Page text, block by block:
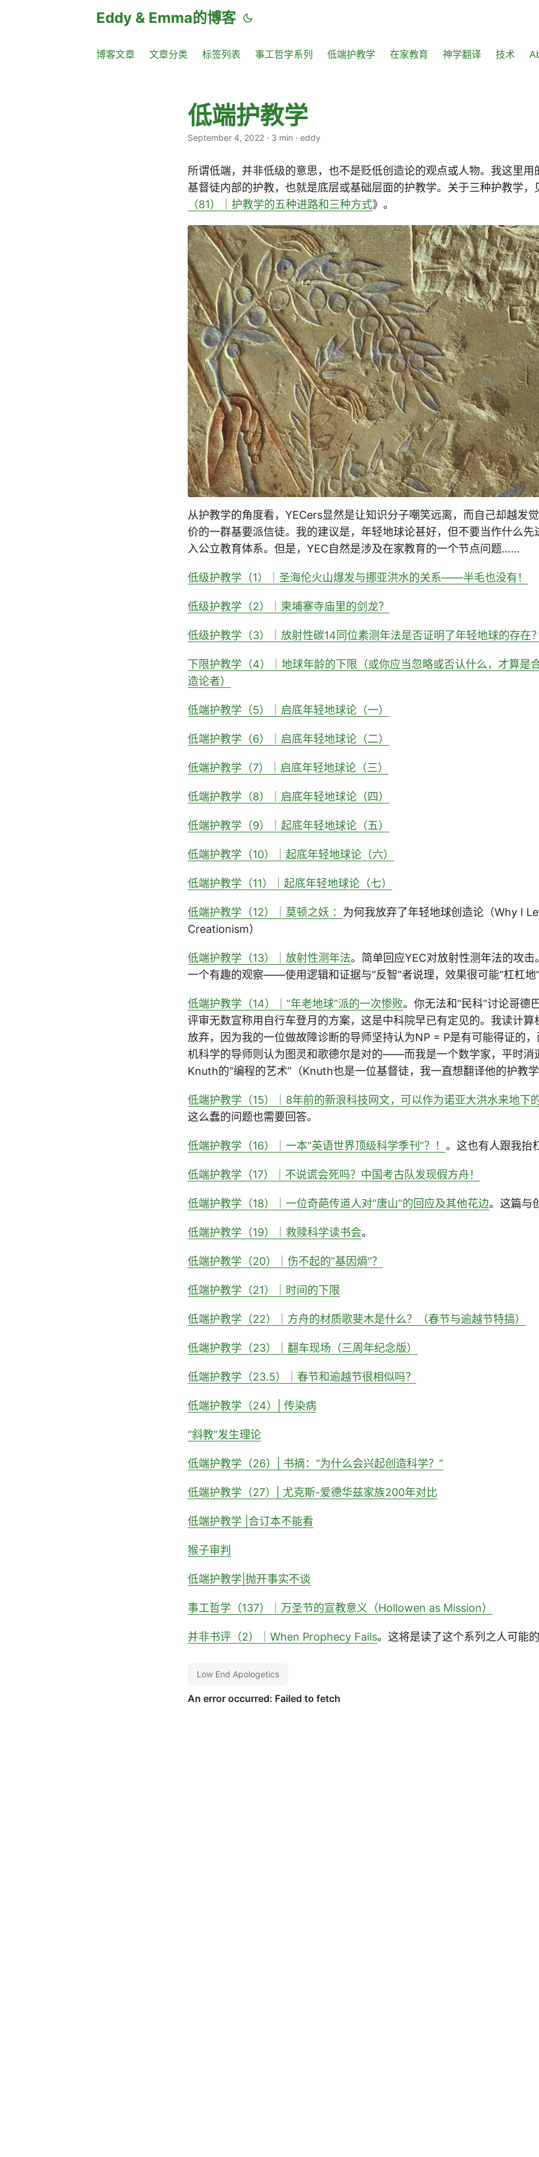
Eddy & Emma的博客
博客文章 文章分类 标签列表 事工哲学系列 低端护教学 在家教育 神学翻译 技术
低端护教学
September 4, 2022 · 3 min · eddy
所谓低端，并非低级的意思，也不是贬低创造论的观点或人物。我这里用
基督徒内部的护教，也就是底层或基础层面的护教学。关于三种护教学，
（81）｜护教学的五种进路和三种方式》。
从护教学的角度看，YECers显然是让知识分子嘲笑远离，而自己却越发
价的一群基要派信徒。我的建议是，年轻地球论甚好，但不要当作什么先
入公立教育体系。但是，YEC自然是涉及在家教育的一个节点问题……
低级护教学（1）｜圣海伦火山爆发与挪亚洪水的关系——半毛也没有！
低级护教学（2）｜柬埔寨寺庙里的剑龙？
低级护教学（3）｜放射性碳14同位素测年法是否证明了年轻地球的存在？
下限护教学（4）｜地球年龄的下限（或你应当忽略或否认什么，才算是
造论者）
低端护教学（5）｜启底年轻地球论（一）
低端护教学（6）｜启底年轻地球论（二）
低端护教学（7）｜启底年轻地球论（三）
低端护教学（8）｜启底年轻地球论（四）
低端护教学（9）｜起底年轻地球论（五）
低端护教学（10）｜起底年轻地球论（六）
低端护教学（11）｜起底年轻地球论（七）
低端护教学（12）｜莫顿之妖 ： 为何我放弃了年轻地球创造论（Why I
Creationism）
低端护教学（13）｜放射性测年法。简单回应YEC对放射性测年法的攻击
一个有趣的观察——使用逻辑和证据与“反智”者说理，效果很可能“杠杠地”
低端护教学（14）｜“年老地球”派的一次惨败。你无法和“民科”讨论哥德
评审无数宣称用自行车登月的方案，这是中科院早已有定见的。我读计算
放弃，因为我的一位做故障诊断的导师坚持认为NP = P是有可能得证的
机科学的导师则认为图灵和歌德尔是对的——而我是一个数学家，平时消
Knuth的“编程的艺术”（Knuth也是一位基督徒，我一直想翻译他的护教学
低端护教学（15）｜8年前的新浪科技网文，可以作为诺亚大洪水来地下
这么蠢的问题也需要回答。
低端护教学（16）｜一本“英语世界顶级科学季刊”？！ 。这也有人跟我
低端护教学（17）｜不说谎会死吗？中国考古队发现假方舟！
低端护教学（18）｜一位奇葩传道人对“唐山”的回应及其他花边。这篇与
低端护教学（19）｜救赎科学读书会。
低端护教学（20）｜伤不起的”基因熵“？
低端护教学（21）｜时间的下限
低端护教学（22）｜方舟的材质歌斐木是什么？（春节与逾越节特搞）
低端护教学（23）｜翻车现场（三周年纪念版）
低端护教学（23.5）｜春节和逾越节很相似吗？
低端护教学（24）| 传染病
“斜教”发生理论
低端护教学（26）| 书摘：“为什么会兴起创造科学？”
低端护教学（27）| 尤克斯-爱德华兹家族200年对比
低端护教学 |合订本不能看
猴子审判
低端护教学|抛开事实不谈
事工哲学（137）｜万圣节的宣教意义（Hollowen as Mission）
并非书评（2）｜When Prophecy Fails。这将是读了这个系列之人可能的
Low End Apologetics